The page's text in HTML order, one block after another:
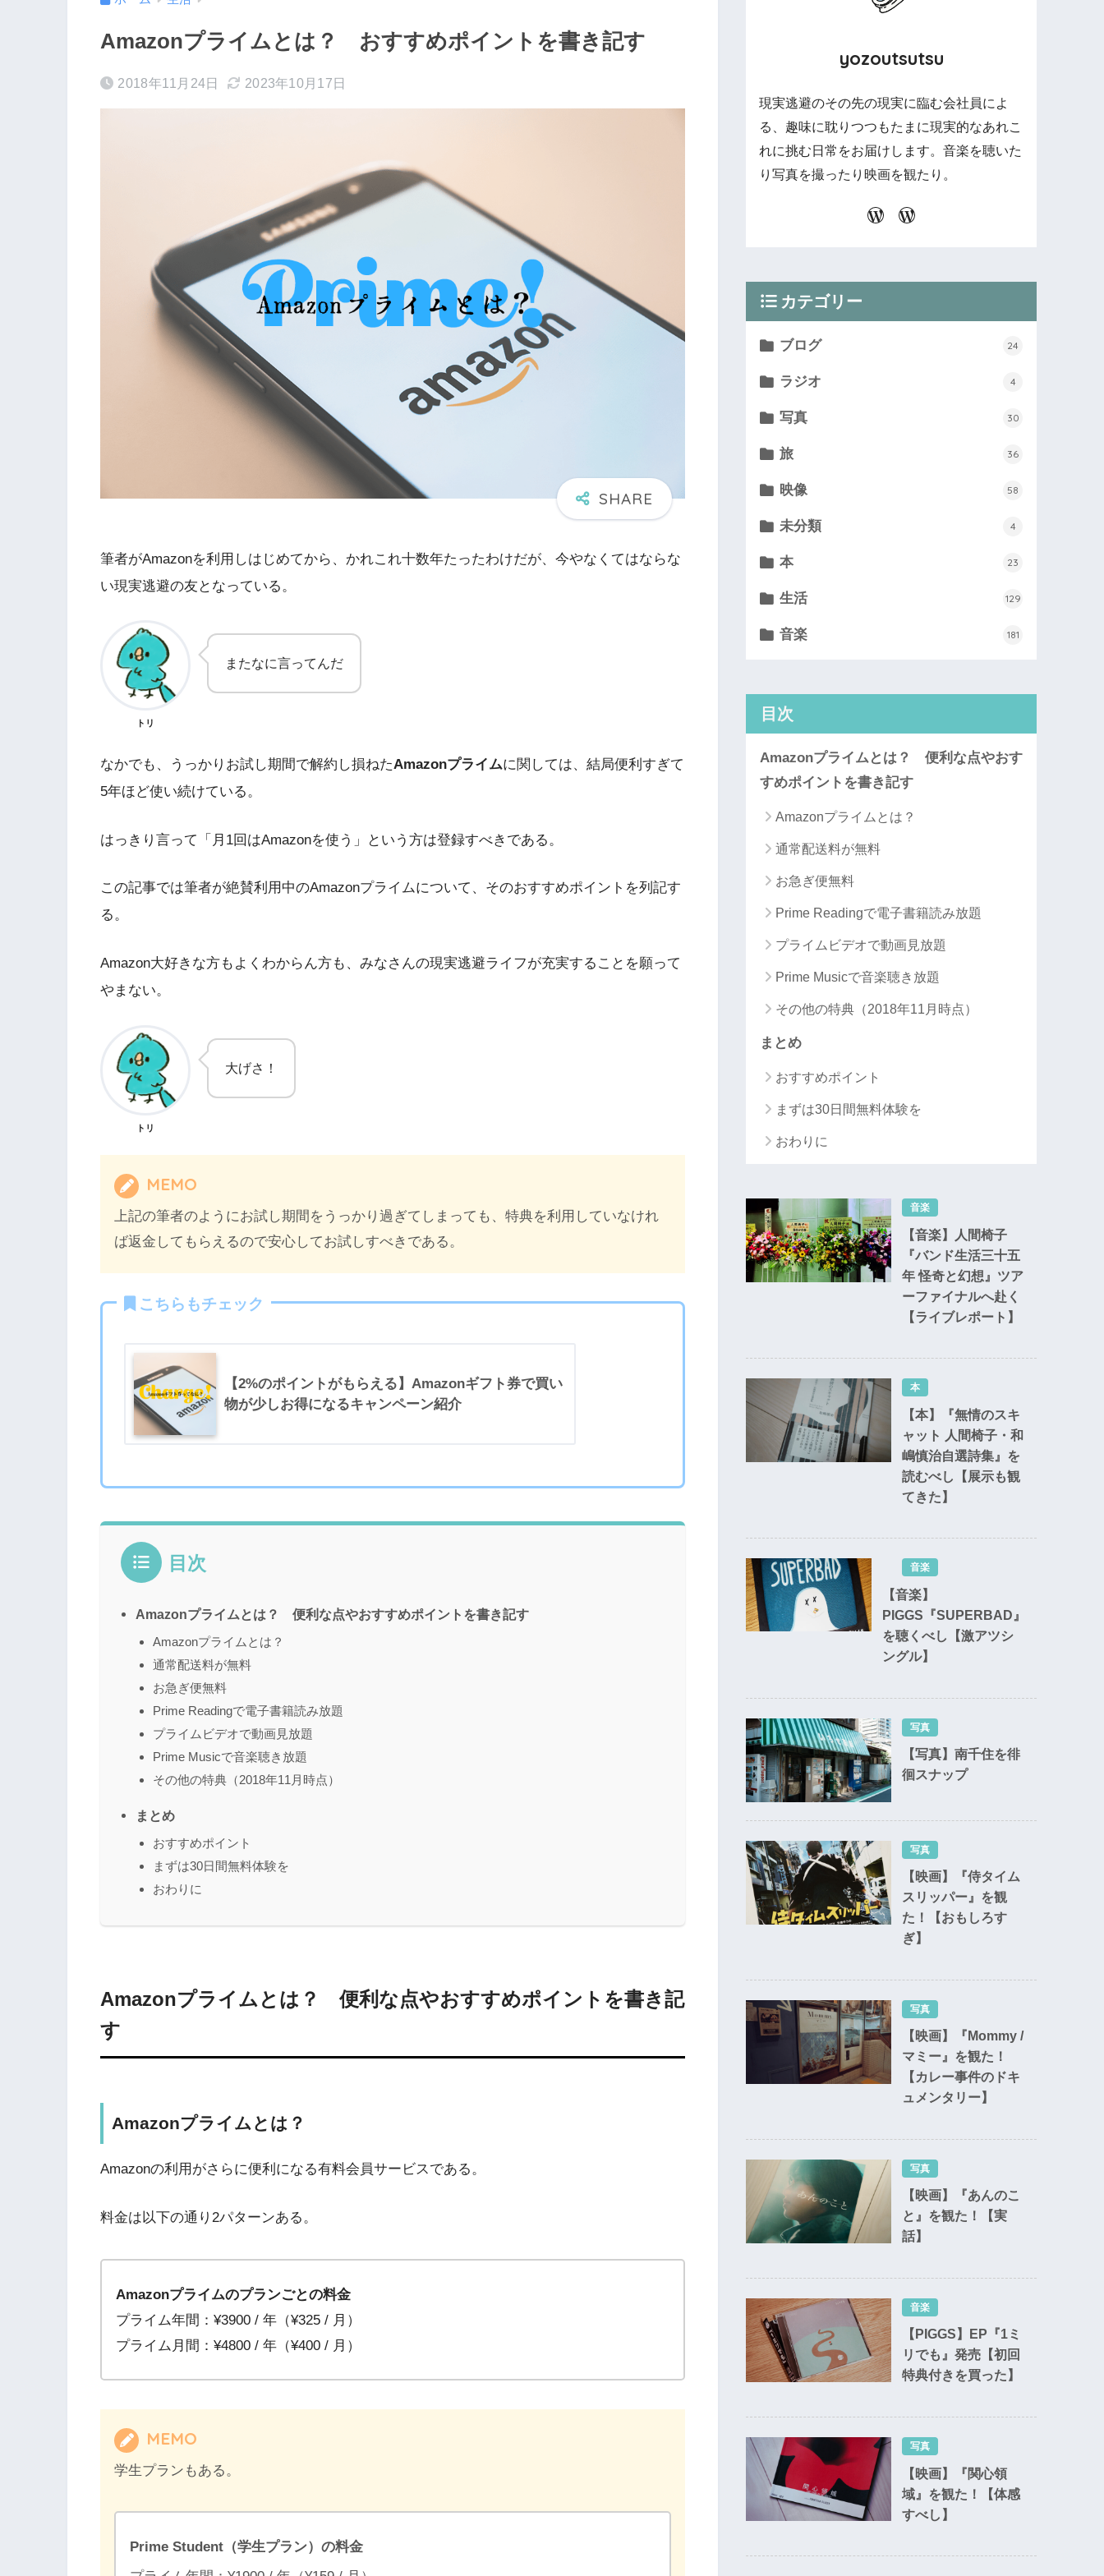
Amazonプライムとは？ おすすめポイントを書き記す
2018年11月24日 2023年10月17日
筆者がAmazonを利用しはじめてから、かれこれ十数年たったわけだが、今やなくてはならな
い現実逃避の友となっている。
トリ
またなに言ってんだ
なかでも、うっかりお試し期間で解約し損ねたAmazonプライムに関しては、結局便利すぎて
5年ほど使い続けている。
はっきり言って「月1回はAmazonを使う」という方は登録すべきである。
この記事では筆者が絶賛利用中のAmazonプライムについて、そのおすすめポイントを列記す
る。
Amazon大好きな方もよくわからん方も、みなさんの現実逃避ライフが充実することを願って
やまない。
トリ
大げさ！
MEMO
上記の筆者のようにお試し期間をうっかり過ぎてしまっても、特典を利用していなけれ
ば返金してもらえるので安心してお試しすべきである。
こちらもチェック
【2%のポイントがもらえる】Amazonギフト券で買い
物が少しお得になるキャンペーン紹介
目次
Amazonプライムとは？ 便利な点やおすすめポイントを書き記す
Amazonプライムとは？
通常配送料が無料
お急ぎ便無料
Prime Readingで電子書籍読み放題
プライムビデオで動画見放題
Prime Musicで音楽聴き放題
その他の特典（2018年11月時点）
まとめ
おすすめポイント
まずは30日間無料体験を
おわりに
Amazonプライムとは？ 便利な点やおすすめポイントを書き記
す
Amazonプライムとは？
Amazonの利用がさらに便利になる有料会員サービスである。
料金は以下の通り2パターンある。
Amazonプライムのプランごとの料金
プライム年間：¥3900 / 年（¥325 / 月）
プライム月間：¥4800 / 年（¥400 / 月）
MEMO
学生プランもある。
Prime Student（学生プラン）の料金
yozoutsutsu
現実逃避のその先の現実に臨む会社員によ
る、趣味に耽りつつもたまに現実的なあれこ
れに挑む日常をお届けします。音楽を聴いた
り写真を撮ったり映画を観たり。
カテゴリー
ブログ 24
ラジオ 4
写真 30
旅 36
映像 58
未分類 4
本 23
生活 129
音楽 181
目次
Amazonプライムとは？ 便利な点やおす
すめポイントを書き記す
Amazonプライムとは？
通常配送料が無料
お急ぎ便無料
Prime Readingで電子書籍読み放題
プライムビデオで動画見放題
Prime Musicで音楽聴き放題
その他の特典（2018年11月時点）
まとめ
おすすめポイント
まずは30日間無料体験を
おわりに
【音楽】人間椅子
『バンド生活三十五
年 怪奇と幻想』ツア
ーファイナルへ赴く
【ライブレポート】
音楽
【本】『無情のスキ
ャット 人間椅子・和
嶋慎治自選詩集』を
読むべし【展示も観
てきた】
本
【音楽】
PIGGS『SUPERBAD』
を聴くべし【激アツシ
ングル】
音楽
【写真】南千住を徘
徊スナップ
写真
【映画】『侍タイム
スリッパー』を観
た！【おもしろす
ぎ】
写真
【映画】『Mommy /
マミー』を観た！
【カレー事件のドキ
ュメンタリー】
写真
【映画】『あんのこ
と』を観た！【実
話】
写真
【PIGGS】EP『1ミ
リでも』発売【初回
特典付きを買った】
音楽
【映画】『関心領
域』を観た！【体感
すべし】
写真